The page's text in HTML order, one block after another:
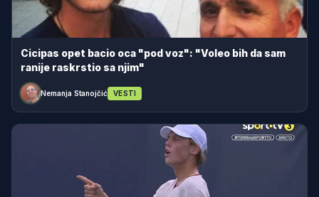
Cicipas opet bacio oca "pod voz": "Voleo bih da sam
ranije raskrstio sa njim"
Nemanja Stanojčić VESTI